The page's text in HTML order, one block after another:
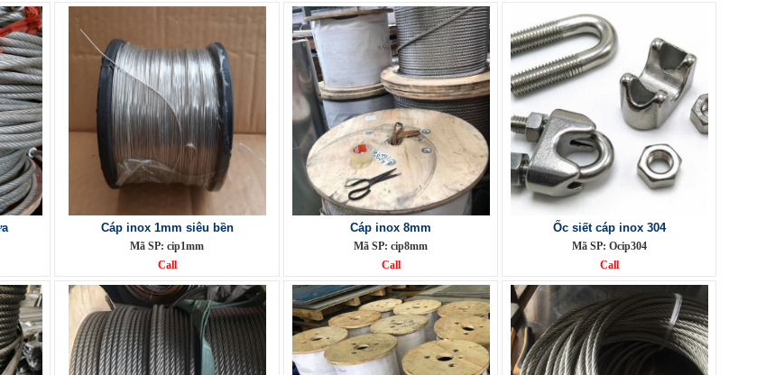
Cáp inox 1mm siêu bền
Mã SP: cip1mm
Call
Cáp inox 8mm
Mã SP: cip8mm
Call
Ốc siết cáp inox 304
Mã SP: Ocip304
Call